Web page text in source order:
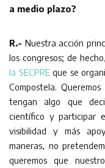
a medio plazo?
R.- Nuestra acción
los congresos; de
la SECPREque se
Compostela.
tengan algo que
científico y participar
visibilidad y más
maneras, no
queremos que